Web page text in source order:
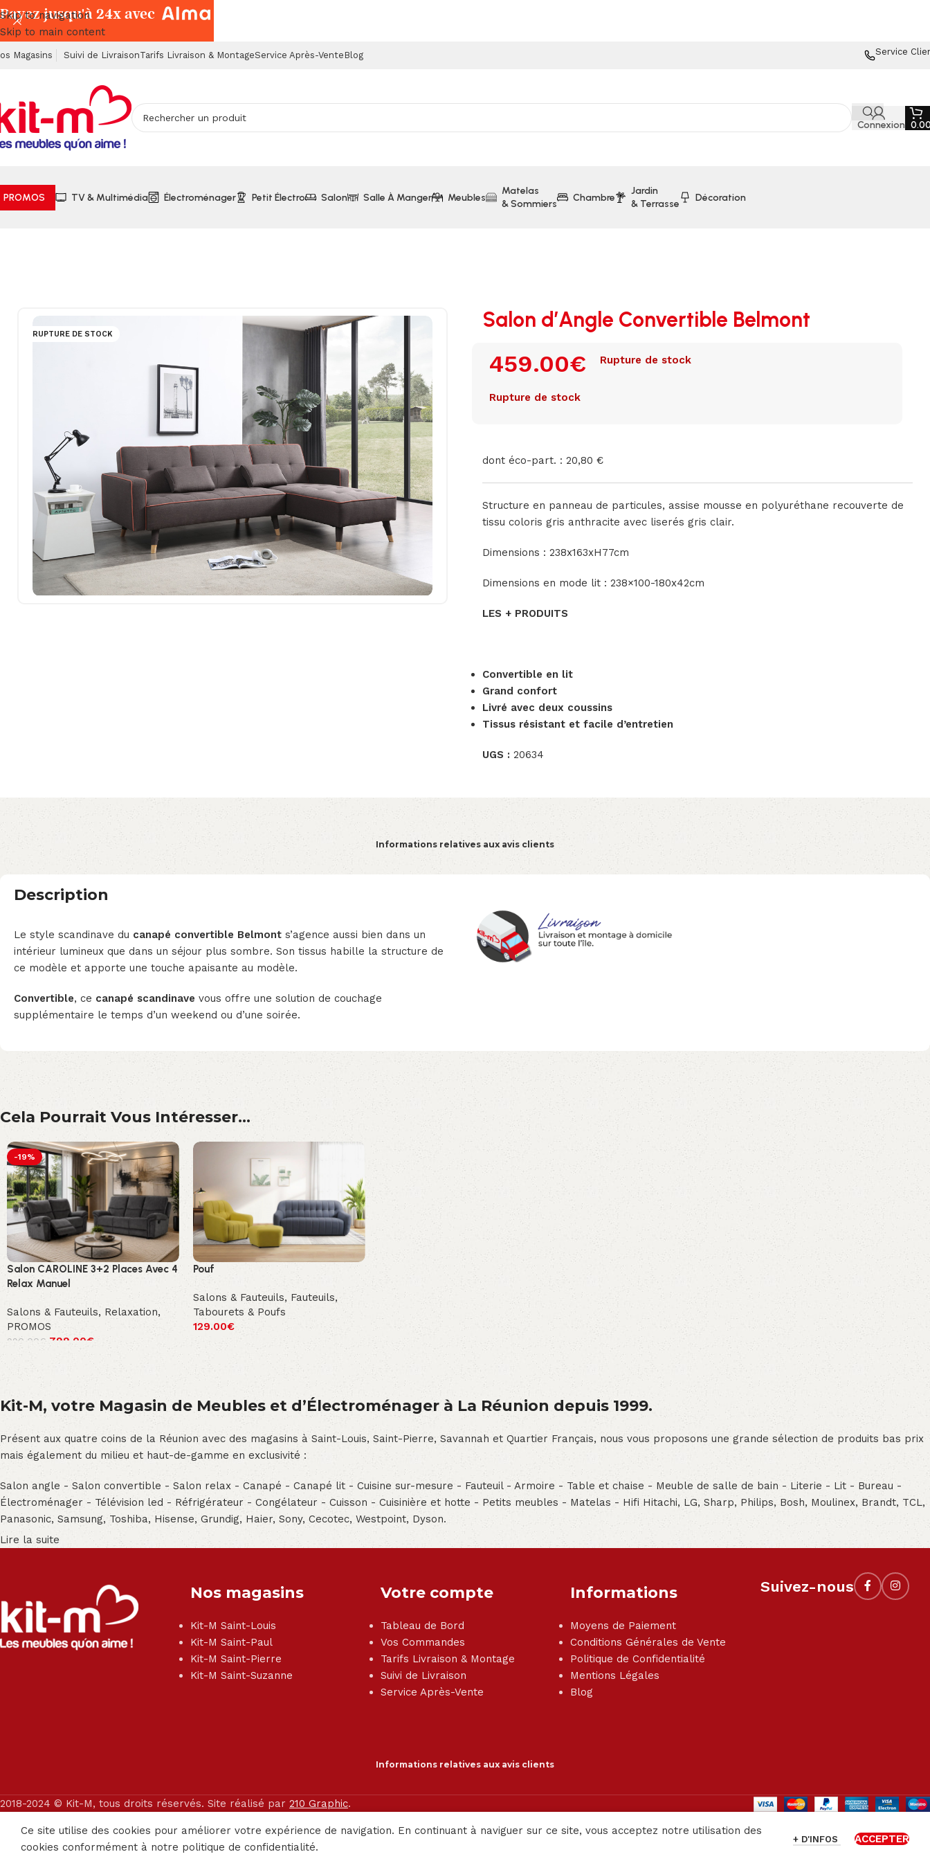
Skip to navigation
Skip to main content
Magasins Suivi de LivraisonTarifs Livraison & MontageService Après-Vente Blog Service
Connexion
PROMOS TV & Multimédia Électroménager Petit Électro Salon Salle À Manger Meubles
Matelas
& Sommiers
Chambre
Jardin
& Terrasse
Décoration
RUPTURE DE STOCK
Salon d’Angle Convertible Belmont
459.00€ Rupture de stock
Rupture de stock
dont éco-part. : 20,80 €
Structure en panneau de particules, assise mousse en polyuréthane recouverte de
tissu coloris gris anthracite avec liserés gris clair.
Dimensions : 238x163xH77cm
Dimensions en mode lit : 238×100-180x42cm
LES + PRODUITS
Convertible en lit
Grand confort
Livré avec deux coussins
Tissus résistant et facile d’entretien
UGS : 20634
Informations relatives aux avis clients
Description
Le style scandinave du canapé convertible Belmont s’agence aussi bien dans un
intérieur lumineux que dans un séjour plus sombre. Son tissus habille la structure de
ce modèle et apporte une touche apaisante au modèle.
Convertible, ce canapé scandinave vous offre une solution de couchage
supplémentaire le temps d’un weekend ou d’une soirée.
Cela Pourrait Vous Intéresser...
-19%
Salon CAROLINE 3+2 Places Avec 4
Relax Manuel
Salons & Fauteuils, Relaxation,
PROMOS
990.00€ 799.00€
Pouf
Salons & Fauteuils, Fauteuils,
Tabourets & Poufs
129.00€
Kit-M, votre Magasin de Meubles et d’Électroménager à La Réunion depuis 1999.
Présent aux quatre coins de la Réunion avec des magasins à Saint-Louis, Saint-Pierre, Savannah et Quartier Français, nous vous proposons une grande sélection de produits bas prix
mais également du milieu et haut-de-gamme en exclusivité :
Salon angle - Salon convertible - Salon relax - Canapé - Canapé lit - Cuisine sur-mesure - Fauteuil - Armoire - Table et chaise - Meuble de salle de bain - Literie - Lit - Bureau -
Électroménager - Télévision led - Réfrigérateur - Congélateur - Cuisson - Cuisinière et hotte - Petits meubles - Matelas - Hifi Hitachi, LG, Sharp, Philips, Bosh, Moulinex, Brandt, TCL,
Panasonic, Samsung, Toshiba, Hisense, Grundig, Haier, Sony, Cecotec, Westpoint, Dyson.
Lire la suite
Nos magasins
Kit-M Saint-Louis
Kit-M Saint-Paul
Kit-M Saint-Pierre
Kit-M Saint-Suzanne
Votre compte
Tableau de Bord
Vos Commandes
Tarifs Livraison & Montage
Suivi de Livraison
Service Après-Vente
Informations
Moyens de Paiement
Conditions Générales de Vente
Politique de Confidentialité
Mentions Légales
Blog
Suivez-nous
Informations relatives aux avis clients
2018-2024 © Kit-M, tous droits réservés. Site réalisé par 210 Graphic.
Payez jusqu'à 24x avec
Ce site utilise des cookies pour améliorer votre expérience de navigation. En continuant à naviguer sur ce site, vous acceptez notre utilisation des
cookies conformément à notre politique de confidentialité.
+ D'INFOS ACCEPTER